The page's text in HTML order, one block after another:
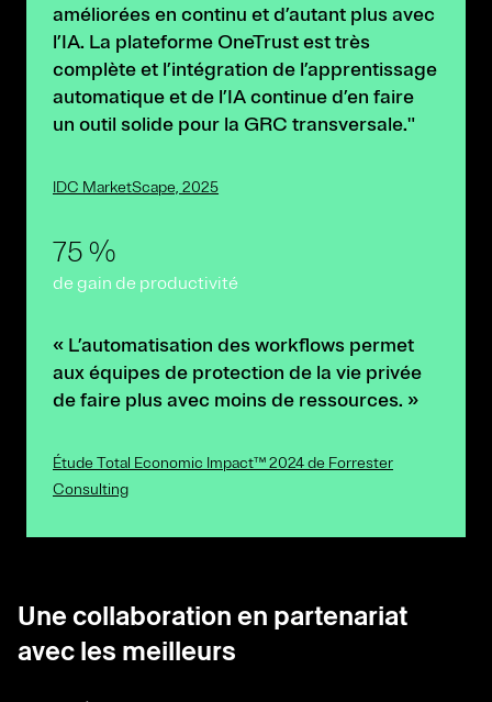
améliorées en continu et d’autant plus avec
l’IA. La plateforme OneTrust est très
complète et l’intégration de l’apprentissage
automatique et de l’IA continue d’en faire
un outil solide pour la GRC transversale."
IDC MarketScape, 2025
75 %
de gain de productivité
« L’automatisation des workflows permet
aux équipes de protection de la vie privée
de faire plus avec moins de ressources. »
Étude Total Economic Impact™ 2024 de Forrester
Consulting
Une collaboration en partenariat
avec les meilleurs